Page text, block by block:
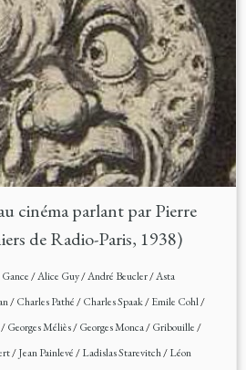
cinéma parlant par Pierre
de Radio-Paris, 1938)
/Alice Guy/André Beucler/Asta
/Charles Pathé/Charles Spaak/Emile Cohl/
/Georges Méliès/Georges Monca/Gribouille/
/Jean Painlevé/Ladislas Starevitch/Léon